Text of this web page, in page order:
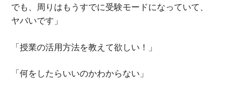
でも、周りはもうすでに受験モードになっていて、
ヤバいです」
「授業の活用方法を教えて欲しい！」
「何をしたらいいのかわからない」